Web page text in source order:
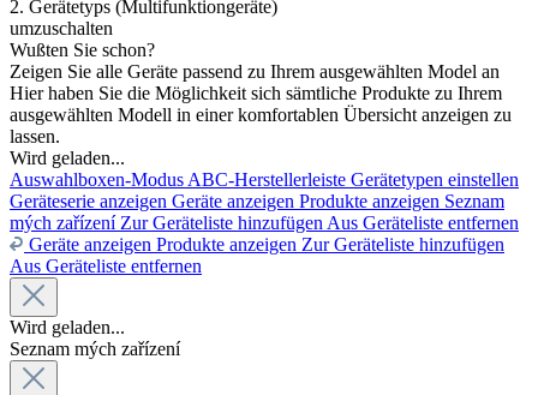
2. Gerätetyps (Multifunktiongeräte)
umzuschalten
Wußten Sie schon?
Zeigen Sie alle Geräte passend zu Ihrem ausgewählten Model an
Hier haben Sie die Möglichkeit sich sämtliche Produkte zu Ihrem
ausgewählten Modell in einer komfortablen Übersicht anzeigen zu
lassen.
Wird geladen...
Auswahlboxen-Modus ABC-Herstellerleiste Gerätetypen einstellen
Geräteserie anzeigen Geräte anzeigen Produkte anzeigen Seznam
mých zařízení Zur Geräteliste hinzufügen Aus Geräteliste entfernen
Geräte anzeigen Produkte anzeigen Zur Geräteliste hinzufügen
Aus Geräteliste entfernen
Wird geladen...
Seznam mých zařízení